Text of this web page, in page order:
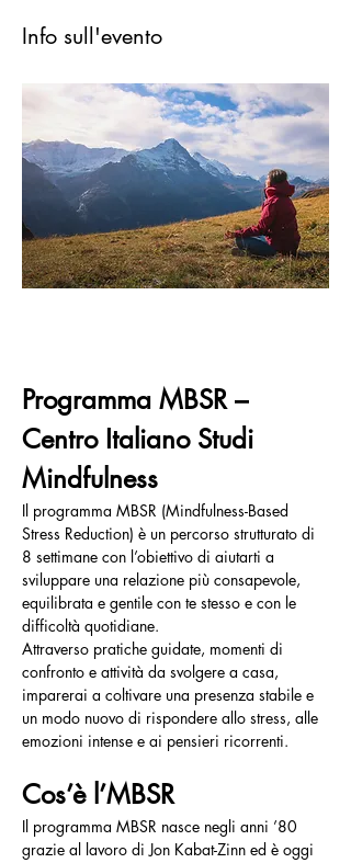
Info sull'evento
Programma MBSR –
Centro Italiano Studi
Mindfulness
Il programma MBSR (Mindfulness-Based
Stress Reduction) è un percorso strutturato di
8 settimane con l’obiettivo di aiutarti a
sviluppare una relazione più consapevole,
equilibrata e gentile con te stesso e con le
difficoltà quotidiane.
Attraverso pratiche guidate, momenti di
confronto e attività da svolgere a casa,
imparerai a coltivare una presenza stabile e
un modo nuovo di rispondere allo stress, alle
emozioni intense e ai pensieri ricorrenti.
Cos’è l’MBSR
Il programma MBSR nasce negli anni ’80
grazie al lavoro di Jon Kabat-Zinn ed è oggi